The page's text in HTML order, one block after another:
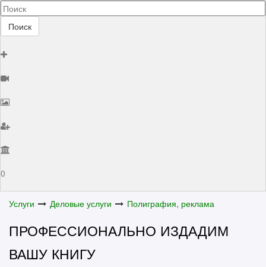
Поиск
0
Услуги Деловые услуги Полиграфия, реклама
ПРОФЕССИОНАЛЬНО ИЗДАДИМ
ВАШУ КНИГУ